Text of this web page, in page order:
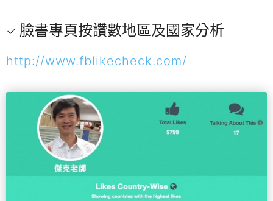
臉書專頁按讚數地區及國家分析
http://www.fblikecheck.com/